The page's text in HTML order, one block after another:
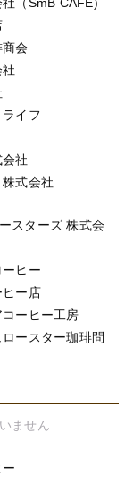
（SmB CAFÉ)
会
イフ
社
式会社
スターズ 株式会
ヒー
ー店
ーヒー工房
ースター珈琲問
ません